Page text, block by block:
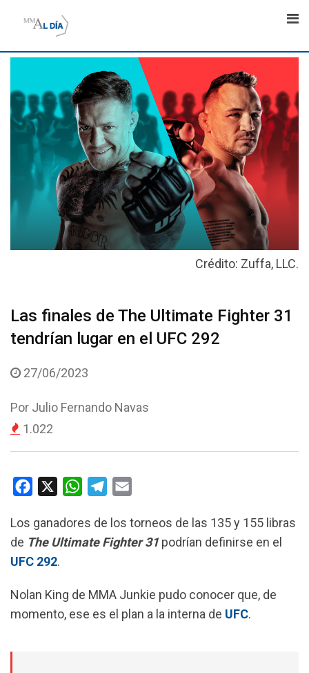
Crédito: Zuffa, LLC.
Las finales de The Ultimate Fighter 31
tendrían lugar en el UFC 292
27/06/2023
Por Julio Fernando Navas
1.022
c
e
b
o
k
W
a
t
p
p
e
a
m
a
i
Los ganadores de los torneos de las 135 y 155 libras
de The Ultimate Fighter 31 podrían definirse en el
UFC 292.
Nolan King de MMA Junkie pudo conocer que, de
momento, ese es el plan a la interna de UFC.